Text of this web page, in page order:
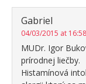
Gabriel
04/03/2015 at 16:58
MUDr. Igor
prírodnej liečby.
Histamínová